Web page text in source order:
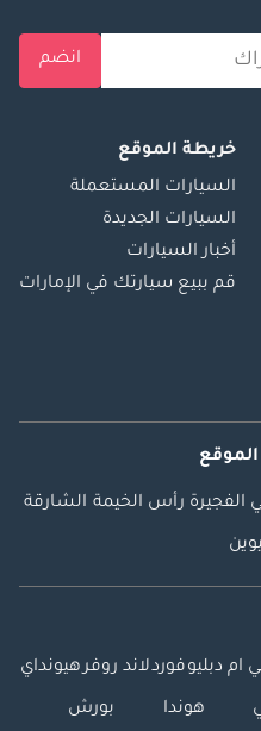
انضم
خريطة الموقع
السيارات المستعملة
السيارات الجديدة
أخبار السيارات
قم ببيع سيارتك في الإمارات
الفجيرة رأس الخيمة الشارقة
ام دبليوفوردلاند روفرهيونداي
هوندا بورش